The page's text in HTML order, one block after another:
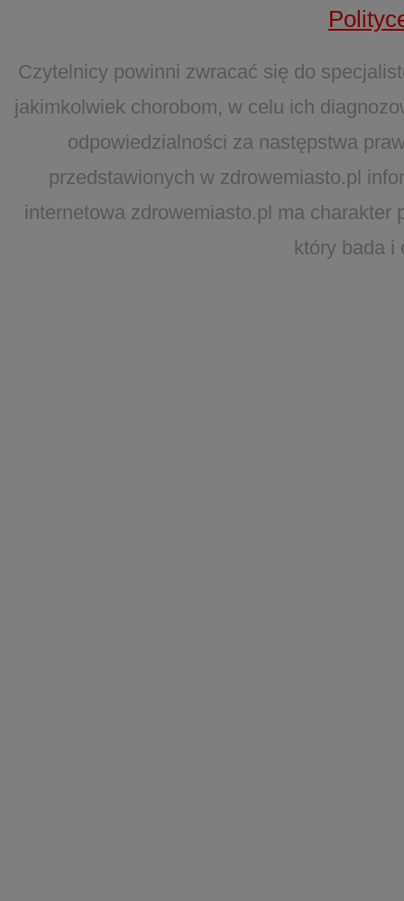
Czytelnicy powinni zwracać się do
jakimkolwiek chorobom, w celu ich
odpowiedzialności za następstwa
przedstawionych w zdrowemiasto.pl
internetowa zdrowemiasto.pl ma
który bada i